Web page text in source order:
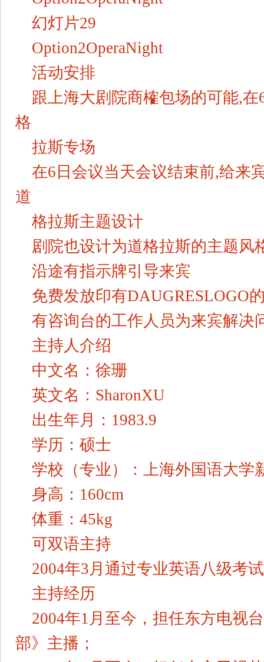
幻灯片29
Option2OperaNight
活动安排
跟上海大剧院商榷包场的可能,
格
拉斯专场
在6日会议当天会议结束前,给来
道
格拉斯主题设计
剧院也设计为道格拉斯的主题风
沿途有指示牌引导来宾
免费发放印有DAUGRESLOGO
有咨询台的工作人员为来宾解决
主持人介绍
中文名：徐珊
英文名：SharonXU
出生年月：1983.9
学历：硕士
学校（专业）：上海外国语大学
身高：160cm
体重：45kg
可双语主持
2004年3月通过专业英语八级考试
主持经历
2004年1月至今，担任东方电视
部》主播；